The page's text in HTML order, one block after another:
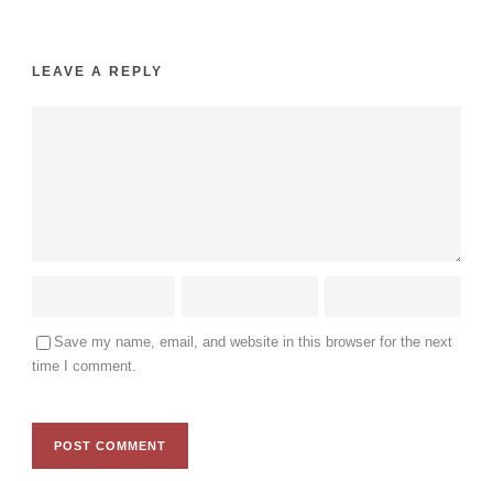
LEAVE A REPLY
Save my name, email, and website in this browser for the next
time I comment.